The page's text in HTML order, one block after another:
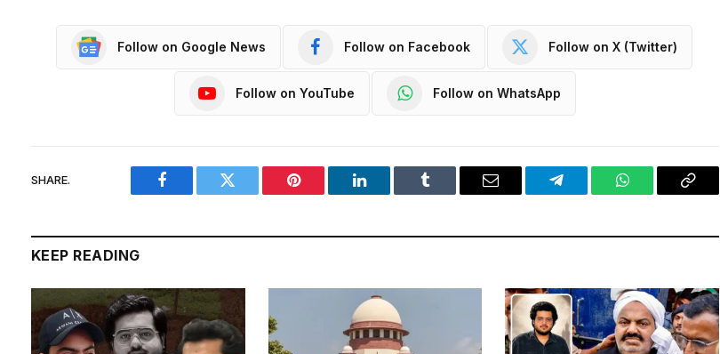
Follow on Google News Follow on Facebook Follow on X (Twitter)
Follow on YouTube Follow on WhatsApp
SHARE.
Facebook Twitter Pinterest LinkedIn Tumblr Email Telegram WhatsAppCopy
KEEP READING